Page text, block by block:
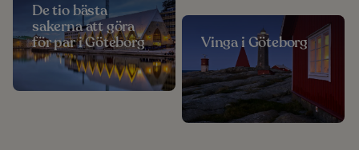
De tio bästa
sakerna att göra
för par i Göteborg
Vinga i Göteborg